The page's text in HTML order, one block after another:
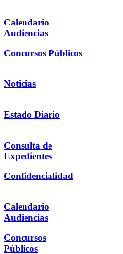
Calendario
Audiencias
Concursos Públicos
Noticias
Estado Diario
Consulta de
Expedientes
Confidencialidad
Calendario
Audiencias
Concursos
Públicos